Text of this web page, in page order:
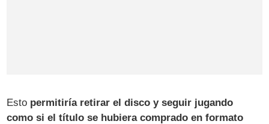
Esto permitiría retirar el disco y seguir jugando
como si el título se hubiera comprado en formato